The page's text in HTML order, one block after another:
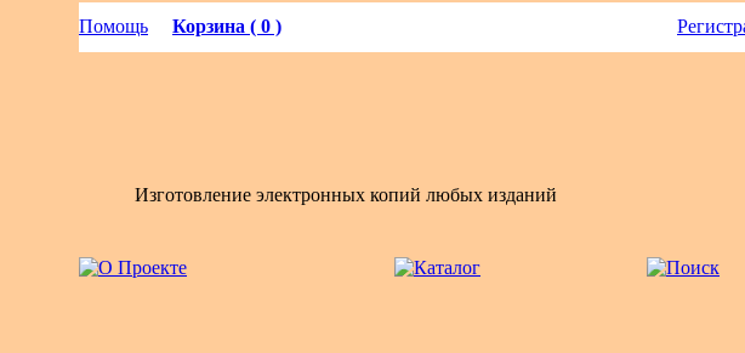
Помощь Корзина ( 0 )
Изготовление электронных копий любых изданий